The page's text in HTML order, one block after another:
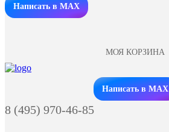
Написать в MAX
МОЯ КОРЗИНА
Заказать звонок
Написать в MAX
8 (495) 970-46-85